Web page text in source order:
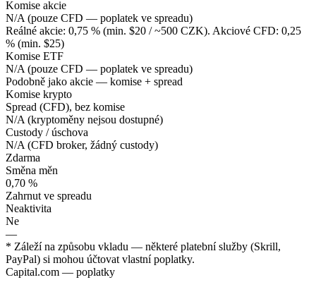
Komise akcie
N/A (pouze CFD — poplatek ve spreadu)
Reálné akcie: 0,75 % (min. $20 / ~500 CZK). Akciové CFD: 0,25
% (min. $25)
Komise ETF
N/A (pouze CFD — poplatek ve spreadu)
Podobně jako akcie — komise + spread
Komise krypto
Spread (CFD), bez komise
N/A (kryptoměny nejsou dostupné)
Custody / úschova
N/A (CFD broker, žádný custody)
Zdarma
Směna měn
0,70 %
Zahrnut ve spreadu
Neaktivita
Ne
—
* Záleží na způsobu vkladu — některé platební služby (Skrill,
PayPal) si mohou účtovat vlastní poplatky.
Capital.com — poplatky